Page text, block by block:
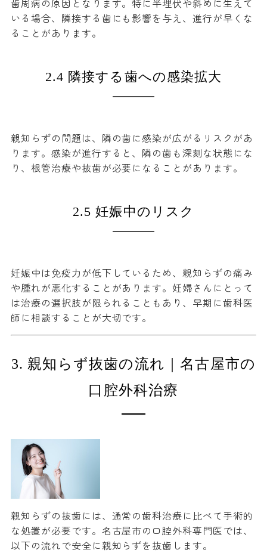
歯周病の原因となります。特に半埋伏や斜めに生えて
いる場合、隣接する歯にも影響を与え、進行が早くな
ることがあります。
2.4 隣接する歯への感染拡大
親知らずの問題は、隣の歯に感染が広がるリスクがあ
ります。感染が進行すると、隣の歯も深刻な状態にな
り、根管治療や抜歯が必要になることがあります。
2.5 妊娠中のリスク
妊娠中は免疫力が低下しているため、親知らずの痛み
や腫れが悪化することがあります。妊婦さんにとって
は治療の選択肢が限られることもあり、早期に歯科医
師に相談することが大切です。
3. 親知らず抜歯の流れ｜名古屋市の
口腔外科治療
親知らずの抜歯には、通常の歯科治療に比べて手術的
な処置が必要です。名古屋市の口腔外科専門医では、
以下の流れで安全に親知らずを抜歯します。